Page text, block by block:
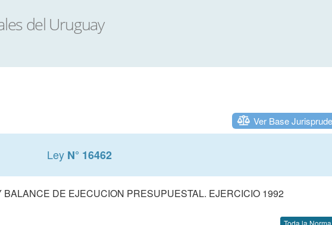
Ver Base
Ley N° 16462
DE EJECUCION PRESUPUESTAL. EJERCICIO 1992